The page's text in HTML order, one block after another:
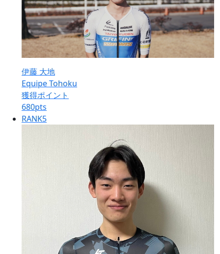
伊藤 大地
Equipe Tohoku
獲得ポイント
680pts
RANK5